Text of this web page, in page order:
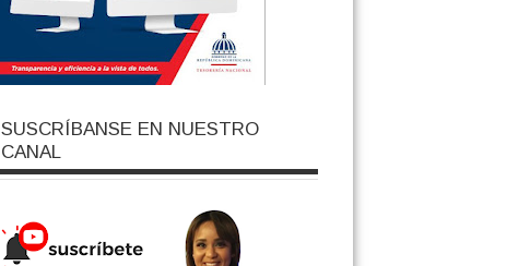
SUSCRÍBANSE EN NUESTRO
CANAL